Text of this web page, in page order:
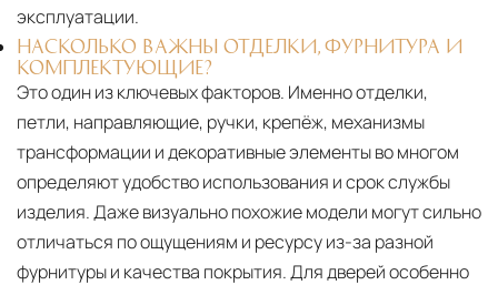
эксплуатации.
НАСКОЛЬКО ВАЖНЫ ОТДЕЛКИ, ФУРНИТУРА И
КОМПЛЕКТУЮЩИЕ?
Это один из ключевых факторов. Именно отделки,
петли, направляющие, ручки, крепёж, механизмы
трансформации и декоративные элементы во многом
определяют удобство использования и срок службы
изделия. Даже визуально похожие модели могут сильно
отличаться по ощущениям и ресурсу из-за разной
фурнитуры и качества покрытия. Для дверей особенно